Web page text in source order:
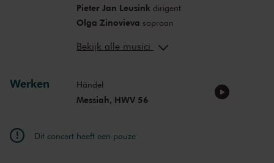
Pieter Jan Leusink dirigent
Olga Zinovieva sopraan
Aleksan Chobanov countertenor
Thilo Dahlmann
Bekijk alle musici
Werken Händel
Messiah, HWV 56
Dit concert heeft een pauze